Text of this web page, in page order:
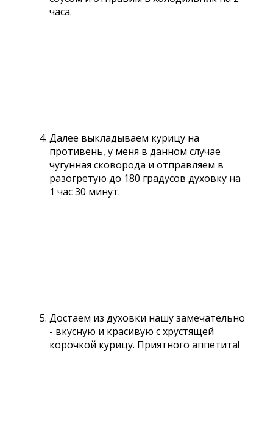
часа.
Далее выкладываем курицу на
противень, у меня в данном случае
чугунная сковорода и отправляем в
разогретую до 180 градусов духовку на
1 час 30 минут.
Достаем из духовки нашу замечательно
- вкусную и красивую с хрустящей
корочкой курицу. Приятного аппетита!